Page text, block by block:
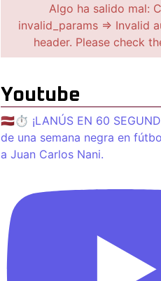
Algo ha salido mal:
invalid_params => Invalid
header. Please check
Youtube
🇱🇻⏱️ ¡LANÚS EN 60
de una semana negra en
a Juan Carlos Nani.